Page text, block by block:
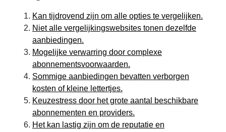
Kan tijdrovend zijn om alle opties te vergelijken.
Niet alle vergelijkingswebsites tonen dezelfde
aanbiedingen.
Mogelijke verwarring door complexe
abonnementsvoorwaarden.
Sommige aanbiedingen bevatten verborgen
kosten of kleine lettertjes.
Keuzestress door het grote aantal beschikbare
abonnementen en providers.
Het kan lastig zijn om de reputatie en